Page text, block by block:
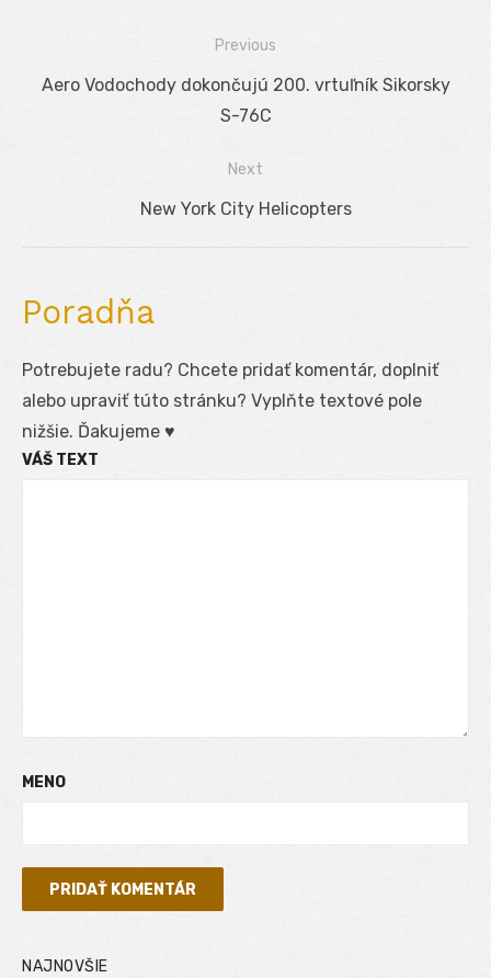
Navigácia
Previous
Previous
Aero Vodochody dokončujú 200. vrtuľník Sikorsky
S-76C
Next
Next
New York City Helicopters
Poradňa
Potrebujete radu? Chcete pridať komentár, doplniť
alebo upraviť túto stránku? Vyplňte textové pole
nižšie. Ďakujeme ♥
VÁŠ TEXT
MENO
NAJNOVŠIE